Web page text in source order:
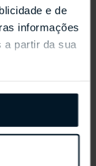
e de
informações
a partir da sua